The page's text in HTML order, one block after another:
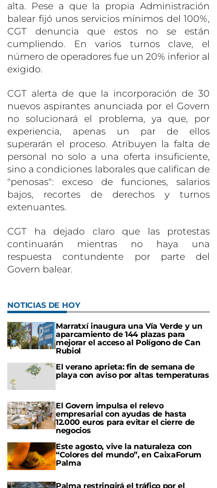
alta. Pese a que la propia Administración
balear fijó unos servicios mínimos del 100%,
CGT denuncia que estos no se están
cumpliendo. En varios turnos clave, el
número de operadores fue un 20% inferior al
exigido.
CGT alerta de que la incorporación de 30
nuevos aspirantes anunciada por el Govern
no solucionará el problema, ya que, por
experiencia, apenas un par de ellos
superarán el proceso. Atribuyen la falta de
personal no solo a una oferta insuficiente,
sino a condiciones laborales que califican de
"penosas": exceso de funciones, salarios
bajos, recortes de derechos y turnos
extenuantes.
CGT ha dejado claro que las protestas
continuarán mientras no haya una
respuesta contundente por parte del
Govern balear.
NOTICIAS DE HOY
Marratxí inaugura una Vía Verde y un
aparcamiento de 144 plazas para
mejorar el acceso al Polígono de Can
Rubiol
El verano aprieta: fin de semana de
playa con aviso por altas temperaturas
El Govern impulsa el relevo
empresarial con ayudas de hasta
12.000 euros para evitar el cierre de
negocios
Este agosto, vive la naturaleza con
“Colores del mundo”, en CaixaForum
Palma
Palma restringirá el tráfico por el